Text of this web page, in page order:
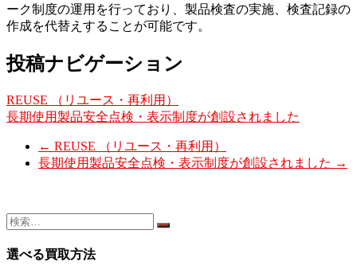
ーク制度の運用を行っており、製品検査の実施、検査記録の
作成を代替えすることが可能です。
投稿ナビゲーション
REUSE （リユース・再利用）
長期使用製品安全点検・表示制度が創設されました
← REUSE （リユース・再利用）
長期使用製品安全点検・表示制度が創設されました →
選べる買取方法